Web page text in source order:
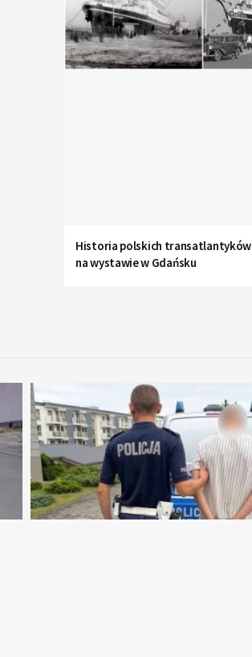
Historia polskich transatlantyków
na wystawie w Gdańsku